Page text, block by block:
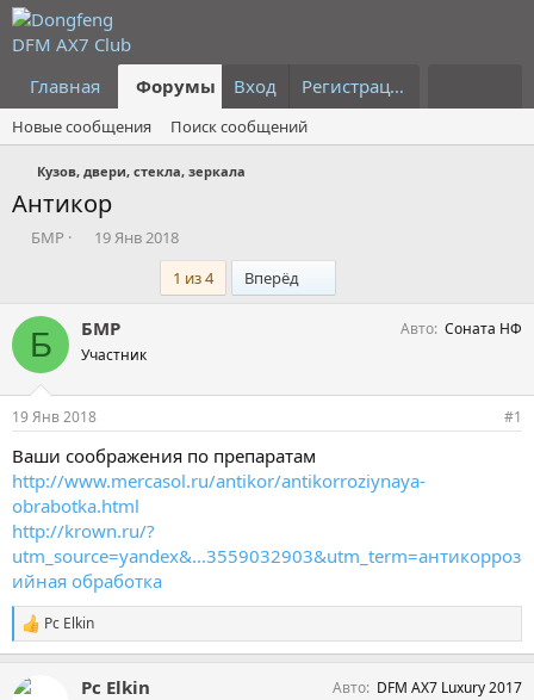
Главная Форумы Что нового?
Вход Регистрация
Новые сообщения Поиск сообщений
Кузов, двери, стекла, зеркала
Антикор
А
р
т
м
ы
БМР
Д
н
ч
л
а
19 Янв 2018
1 из 4
Вперёд
Б БМР
Участник
Авто Соната НФ
19 Янв 2018 #1
Ваши соображения по препаратам
http://www.mercasol.ru/antikor/antikorroziynaya-
obrabotka.html
http://krown.ru/?
utm_source=yandex&...3559032903&utm_term=антикорроз
ийная обработка
С
и
п
Pc Elkin
Pc Elkin Авто DFM AX7 Luxury 2017